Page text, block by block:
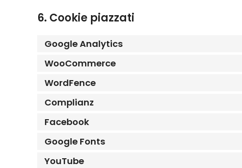
6. Cookie piazzati
Google Analytics
WooCommerce
WordFence
Complianz
Facebook
Google Fonts
YouTube